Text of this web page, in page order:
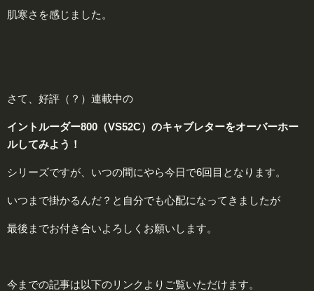
肌寒さを感じました。
さて、好評（？）連載中の
イントルーダー800（VS52C）のキャブレターをオーバーホー
ルしてみよう！
シリーズですが、いつの間にやら今日で6回目となります。
いつまで掛かるんだ？と自分でも心配になってきましたが
最後までお付き合いよろしくお願いします。
今までの記事は以下のリンクよりご覧いただけます。